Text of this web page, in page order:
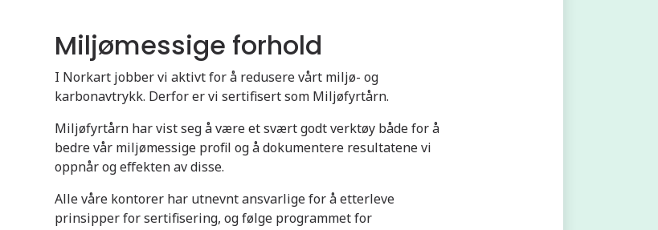
Miljømessige forhold
I Norkart jobber vi aktivt for å redusere vårt miljø- og
karbonavtrykk. Derfor er vi sertifisert som Miljøfyrtårn.
Miljøfyrtårn har vist seg å være et svært godt verktøy både for å
bedre vår miljømessige profil og å dokumentere resultatene vi
oppnår og effekten av disse.
Alle våre kontorer har utnevnt ansvarlige for å etterleve
prinsipper for sertifisering, og følge programmet for